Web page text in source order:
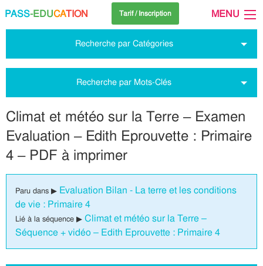
PASS-EDUCATION Tarif / Inscription MENU
Recherche par Catégories
Recherche par Mots-Clés
Climat et météo sur la Terre – Examen
Evaluation – Edith Eprouvette : Primaire
4 – PDF à imprimer
Paru dans ▶ Evaluation Bilan - La terre et les conditions
de vie : Primaire 4
Lié à la séquence ▶ Climat et météo sur la Terre –
Séquence + vidéo – Edith Eprouvette : Primaire 4